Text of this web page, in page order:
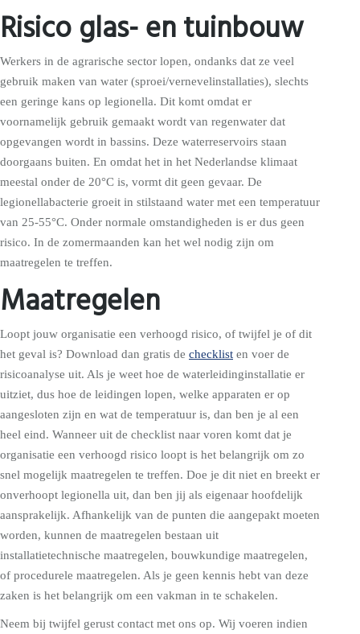
Risico glas- en tuinbouw
Werkers in de agrarische sector lopen, ondanks dat ze veel
gebruik maken van water (sproei/vernevelinstallaties), slechts
een geringe kans op legionella. Dit komt omdat er
voornamelijk gebruik gemaakt wordt van regenwater dat
opgevangen wordt in bassins. Deze waterreservoirs staan
doorgaans buiten. En omdat het in het Nederlandse klimaat
meestal onder de 20°C is, vormt dit geen gevaar. De
legionellabacterie groeit in stilstaand water met een temperatuur
van 25-55°C. Onder normale omstandigheden is er dus geen
risico. In de zomermaanden kan het wel nodig zijn om
maatregelen te treffen.
Maatregelen
Loopt jouw organisatie een verhoogd risico, of twijfel je of dit
het geval is? Download dan gratis de checklist en voer de
risicoanalyse uit. Als je weet hoe de waterleidinginstallatie er
uitziet, dus hoe de leidingen lopen, welke apparaten er op
aangesloten zijn en wat de temperatuur is, dan ben je al een
heel eind. Wanneer uit de checklist naar voren komt dat je
organisatie een verhoogd risico loopt is het belangrijk om zo
snel mogelijk maatregelen te treffen. Doe je dit niet en breekt er
onverhoopt legionella uit, dan ben jij als eigenaar hoofdelijk
aansprakelijk. Afhankelijk van de punten die aangepakt moeten
worden, kunnen de maatregelen bestaan uit
installatietechnische maatregelen, bouwkundige maatregelen,
of procedurele maatregelen. Als je geen kennis hebt van deze
zaken is het belangrijk om een vakman in te schakelen.
Neem bij twijfel gerust contact met ons op. Wij voeren indien